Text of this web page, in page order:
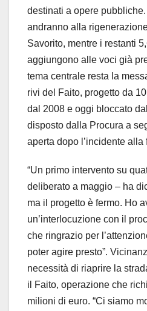
destinati a opere
andranno alla
Savorito, mentre i restanti
aggiungono alle voci già
tema centrale resta la
rivi del Faito, progetto da
dal 2008 e oggi bloccato
disposto dalla Procura a
aperta dopo l’incidente alla
“Un primo intervento su
deliberato a maggio – ha
ma il progetto è fermo. Ho
un’interlocuzione con il
che ringrazio per
poter agire presto”.
necessità di riaprire la
il Faito, operazione che
milioni di euro. “Ci siamo